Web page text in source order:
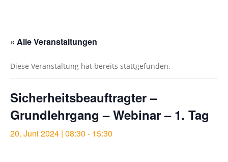
« Alle Veranstaltungen
Diese Veranstaltung hat bereits stattgefunden.
Sicherheitsbeauftragter –
Grundlehrgang – Webinar – 1. Tag
20. Juni 2024 | 08:30 - 15:30